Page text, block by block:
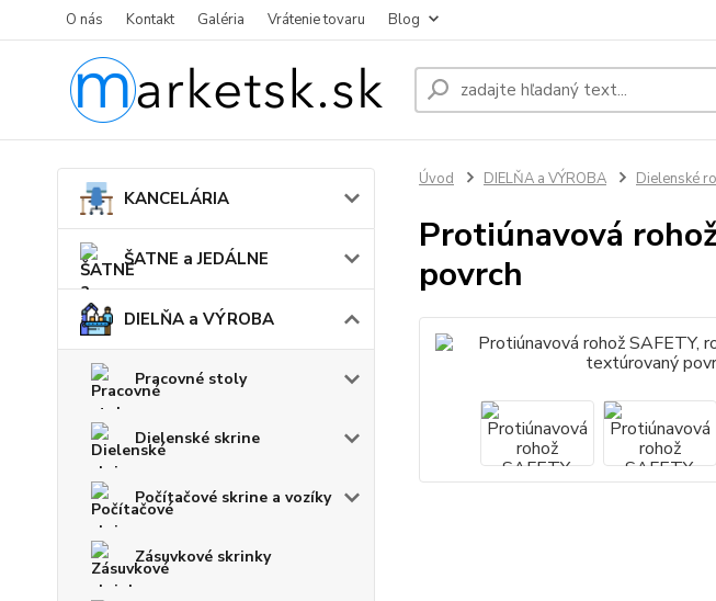
O nás Kontakt Galéria Vrátenie tovaru Blog
KANCELÁRIA
ŠATNE a JEDÁLNE
DIELŇA a VÝROBA
Pracovné stoly
Dielenské skrine
Počítačové skrine a vozíky
Zásuvkové skrinky
Úvod DIELŇA a VÝROBA Dielenské
Protiúnavová
povrch